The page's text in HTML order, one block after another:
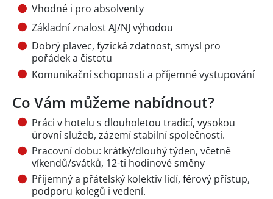
Vhodné i pro absolventy
Základní znalost AJ/NJ výhodou
Dobrý plavec, fyzická zdatnost, smysl pro
pořádek a čistotu
Komunikační schopnosti a příjemné vystupování
Co Vám můžeme nabídnout?
Práci v hotelu s dlouholetou tradicí, vysokou
úrovní služeb, zázemí stabilní společnosti.
Pracovní dobu: krátký/dlouhý týden, včetně
víkendů/svátků, 12-ti hodinové směny
Příjemný a přátelský kolektiv lidí, férový přístup,
podporu kolegů i vedení.